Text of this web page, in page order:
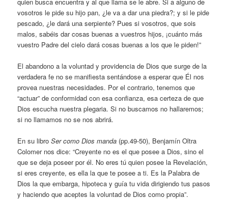
vosotros le pide su hijo pan, ¿le va a dar una piedra?; y si le pide
pescado, ¿le dará una serpiente? Pues si vosotros, que sois
malos, sabéis dar cosas buenas a vuestros hijos, ¡cuánto más
vuestro Padre del cielo dará cosas buenas a los que le piden!”
El abandono a la voluntad y providencia de Dios que surge de la
verdadera fe no se manifiesta sentándose a esperar que Él nos
provea nuestras necesidades. Por el contrario, tenemos que
“actuar” de conformidad con esa confianza, esa certeza de que
Dios escucha nuestra plegaria. Si no buscamos no hallaremos;
si no llamamos no se nos abrirá.
En su libroSer como Dios manda (pp.49-50), Benjamín Oltra
Colomer nos dice: “Creyente no es el que posee a Dios, sino el
que se deja poseer por él. No eres tú quien posee la Revelación,
si eres creyente, es ella la que te posee a ti. Es la Palabra de
Dios la que embarga, hipoteca y guía tu vida dirigiendo tus pasos
y haciendo que aceptes la voluntad de Dios como propia”.